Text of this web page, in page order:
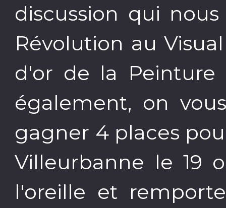
discussion qui
Révolution au
d'or de la Peinture
également, on
gagner 4 places
Villeurbanne le 19
l'oreille et